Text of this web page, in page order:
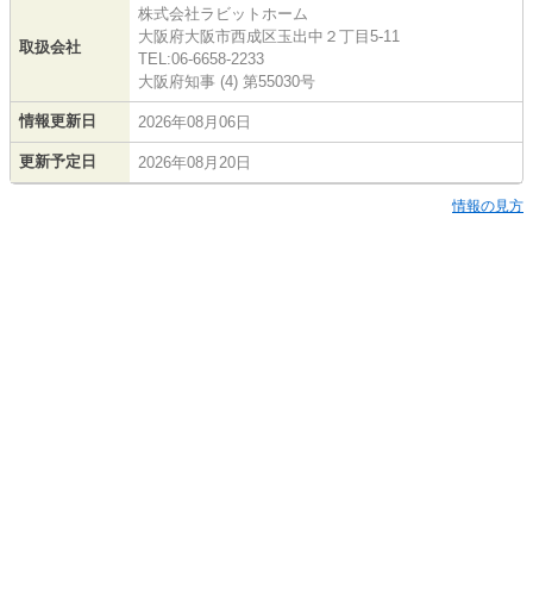
取扱会社
株式会社ラビットホーム
大阪府大阪市西成区玉出中２丁目5-11
TEL:06-6658-2233
大阪府知事 (4) 第55030号
情報更新日 2026年08月06日
更新予定日 2026年08月20日
情報の見方